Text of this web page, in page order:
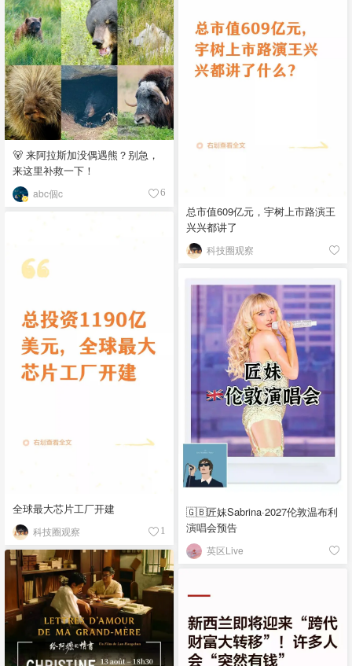
🐻 来阿拉斯加没偶遇熊？别急，
来这里补救一下！
abc個c 6
总市值609亿元，宇树上市路演王
兴兴都讲了
科技圈观察
全球最大芯片工厂开建
科技圈观察 1
🇬🇧匠妹Sabrina·2027伦敦温布利
演唱会预告
英区Live